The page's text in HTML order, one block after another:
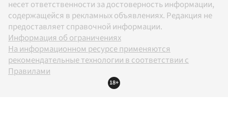
несет ответственности за достоверность информации,
содержащейся в рекламных объявлениях. Редакция не
предоставляет справочной информации.
Информация об ограничениях
На информационном ресурсе применяются
рекомендательные технологии в соответствии с
Правилами
18+